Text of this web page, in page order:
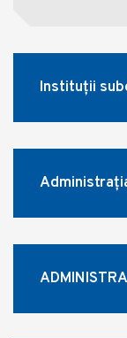
Instituții